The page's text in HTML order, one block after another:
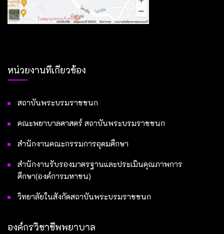
หน่วยงานที่เกี่ยวข้อง
สถาบันพระบรมราชชนก
คณะพยาบาลศาสตร์ สถาบันพระบรมราชชนก
สำนักงานคณะกรรมการอุดมศึกษา
สำนักงานรับรองมาตรฐานและประเมินคุณภาพการ
ศึกษา(องค์การมหาชน)
วิทยาลัยในสังกัดสถาบันพระบรมราชชนก
องค์กรวิชาชีพพยาบาล